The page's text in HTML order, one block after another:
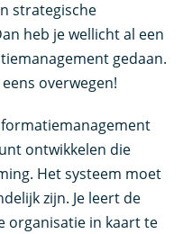
strategische
heb je wellicht al een
gedaan.
overwegen!
ontwikkelen die
Het systeem moet
zijn. Je leert de
organisatie in kaart te